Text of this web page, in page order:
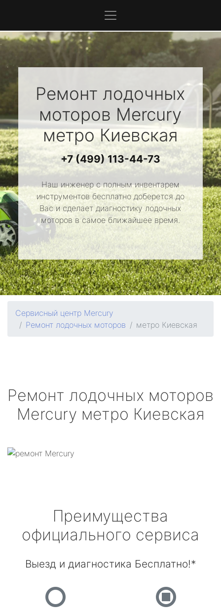
Ремонт лодочных
моторов Mercury
метро Киевская
+7 (499) 113-44-73
Наш инженер с полным инвентарем
инструментов бесплатно доберется до
Вас и сделает диагностику лодочных
моторов в самое ближайшее время.
Сервисный центр Mercury
Ремонт лодочных моторов
метро Киевская
Ремонт лодочных моторов
Mercury метро Киевская
Преимущества
официального сервиса
Выезд и диагностика Бесплатно!*